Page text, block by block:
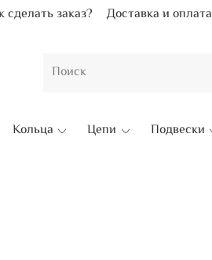
сделать заказ? Доставка и оплата
Кольца Цепи Подвески